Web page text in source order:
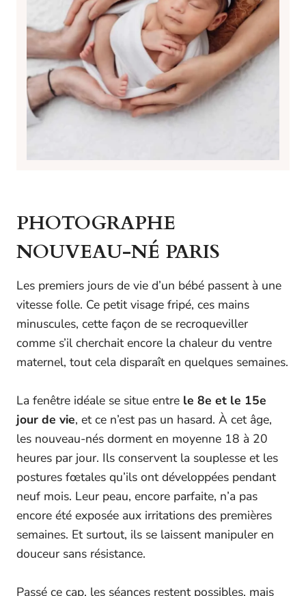
PHOTOGRAPHE
NOUVEAU-NÉ PARIS
Les premiers jours de vie d’un bébé passent à une
vitesse folle. Ce petit visage fripé, ces mains
minuscules, cette façon de se recroqueviller
comme s’il cherchait encore la chaleur du ventre
maternel, tout cela disparaît en quelques semaines.
La fenêtre idéale se situe entre le 8e et le 15e
jour de vie, et ce n’est pas un hasard. À cet âge,
les nouveau-nés dorment en moyenne 18 à 20
heures par jour. Ils conservent la souplesse et les
postures fœtales qu’ils ont développées pendant
neuf mois. Leur peau, encore parfaite, n’a pas
encore été exposée aux irritations des premières
semaines. Et surtout, ils se laissent manipuler en
douceur sans résistance.
Passé ce cap, les séances restent possibles, mais